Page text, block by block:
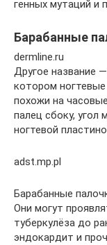
генных мутаций и
Барабанные
dermline.ru
Другое название
котором
похожи на
палец сбоку,
ногтевой
adst.mp.pl
Барабанные
Они могут
туберкулёза до
эндокардит и